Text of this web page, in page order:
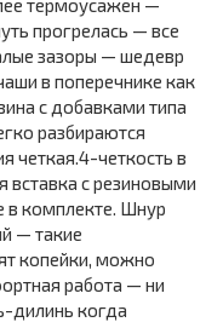
термоусажен —
прогрелась — все
зазоры — шедевр
в поперечнике как
с добавками типа
разбираются
четкая.4-четкость в
вставка с резиновыми
в комплекте. Шнур
— такие
копейки, можно
работа — ни
дилинь когда